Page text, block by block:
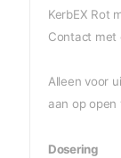
KerbEX Rot
Contact met
Alleen voor
aan op open
Dosering